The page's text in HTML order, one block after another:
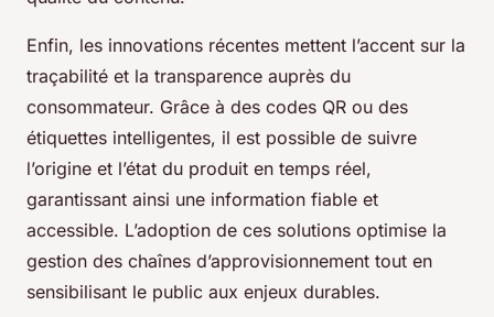
Enfin, les innovations récentes mettent l’accent sur la
traçabilité et la transparence auprès du
consommateur. Grâce à des codes QR ou des
étiquettes intelligentes, il est possible de suivre
l’origine et l’état du produit en temps réel,
garantissant ainsi une information fiable et
accessible. L’adoption de ces solutions optimise la
gestion des chaînes d’approvisionnement tout en
sensibilisant le public aux enjeux durables.